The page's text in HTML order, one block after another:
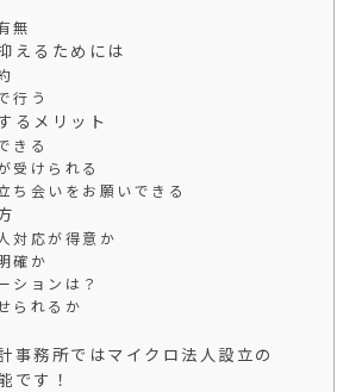
無
えるためには
行う
るメリット
きる
受けられる
ち会いをお願いできる
対応が得意か
確か
ションは？
られるか
事務所ではマイクロ法人設立の
です！